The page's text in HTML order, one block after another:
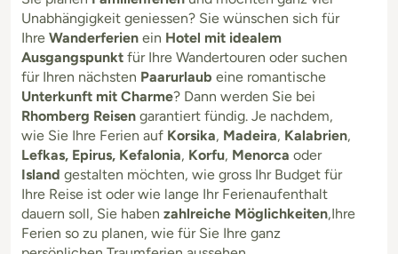
Unabhängigkeit geniessen? Sie wünschen sich für
Ihre Wanderferien ein Hotel mit idealem
Ausgangspunkt für Ihre Wandertouren oder suchen
für Ihren nächsten Paarurlaub eine romantische
Unterkunft mit Charme? Dann werden Sie bei
Rhomberg Reisen garantiert fündig. Je nachdem,
wie Sie Ihre Ferien auf Korsika, Madeira, Kalabrien,
Lefkas, Epirus, Kefalonia, Korfu, Menorca oder
Island gestalten möchten, wie gross Ihr Budget für
Ihre Reise ist oder wie lange Ihr Ferienaufenthalt
dauern soll, Sie haben zahlreiche Möglichkeiten,Ihre
Ferien so zu planen, wie für Sie Ihre ganz